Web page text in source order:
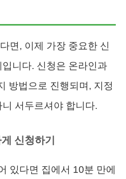
면, 이제 가장 중요한 신
니다. 신청은 온라인과
방법으로 진행되며, 지정
서두르셔야 합니다.
신청하기
있다면 집에서 10분 만에